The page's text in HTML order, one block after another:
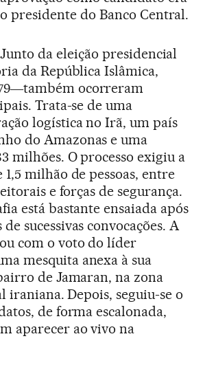
o presidente do Banco Central.
Junto da eleição presidencial
da República Islâmica,
ocorreram
Trata-se de uma
logística no Irã, um país
do Amazonas e uma
milhões. O processo exigiu a
milhão de pessoas, entre
e forças de segurança.
está bastante ensaiada após
sucessivas convocações. A
com o voto do líder
mesquita anexa à sua
de Jamaran, na zona
iraniana. Depois, seguiu-se o
de forma escalonada,
aparecer ao vivo na